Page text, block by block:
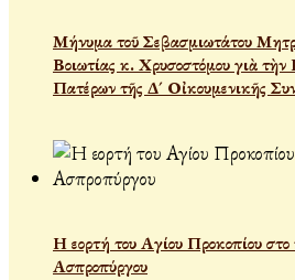
Μήνυμα τοῦ Σεβασμιωτάτου
Βοιωτίας κ. Χρυσοστόμου γιὰ τὴν
Πατέρων τῆς Δ´ Οἰκουμενικῆς
Η εορτή του Αγίου Προκοπίου
Ασπροπύργου